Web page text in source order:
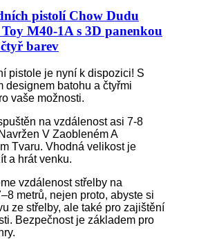
pistolí Chow Dudu
M40-1A s 3D panenkou
barev
pistole je nyní k dispozici! S
designem batohu a čtyřmi
vaše možnosti.
na vzdálenost asi 7-8
V Zaobleném A
Tvaru. Vhodná velikost je
a hrát venku.
vzdálenost střelby na
metrů, nejen proto, abyste si
ze střelby, ale také pro zajištění
Bezpečnost je základem pro